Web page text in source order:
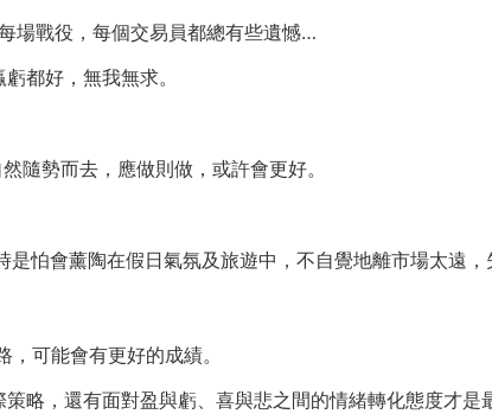
場戰役，每個交易員都總有些遺憾…
都好，無我無求。
隨勢而去，應做則做，或許會更好。
怕會薰陶在假日氣氛及旅遊中，不自覺地離市場太遠，
可能會有更好的成績。
略，還有面對盈與虧、喜與悲之間的情緒轉化態度才是